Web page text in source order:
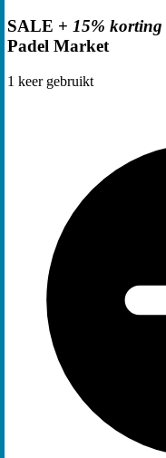
SALE + 15% korting
Padel Market
1 keer gebruikt